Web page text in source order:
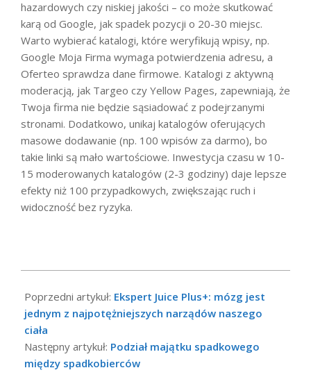
hazardowych czy niskiej jakości – co może skutkować
karą od Google, jak spadek pozycji o 20-30 miejsc.
Warto wybierać katalogi, które weryfikują wpisy, np.
Google Moja Firma wymaga potwierdzenia adresu, a
Oferteo sprawdza dane firmowe. Katalogi z aktywną
moderacją, jak Targeo czy Yellow Pages, zapewniają, że
Twoja firma nie będzie sąsiadować z podejrzanymi
stronami. Dodatkowo, unikaj katalogów oferujących
masowe dodawanie (np. 100 wpisów za darmo), bo
takie linki są mało wartościowe. Inwestycja czasu w 10-
15 moderowanych katalogów (2-3 godziny) daje lepsze
efekty niż 100 przypadkowych, zwiększając ruch i
widoczność bez ryzyka.
05-
03
Poprzedni artykuł: Ekspert Juice Plus+: mózg jest
jednym z najpotężniejszych narządów naszego
ciała
Następny artykuł: Podział majątku spadkowego
między spadkobierców